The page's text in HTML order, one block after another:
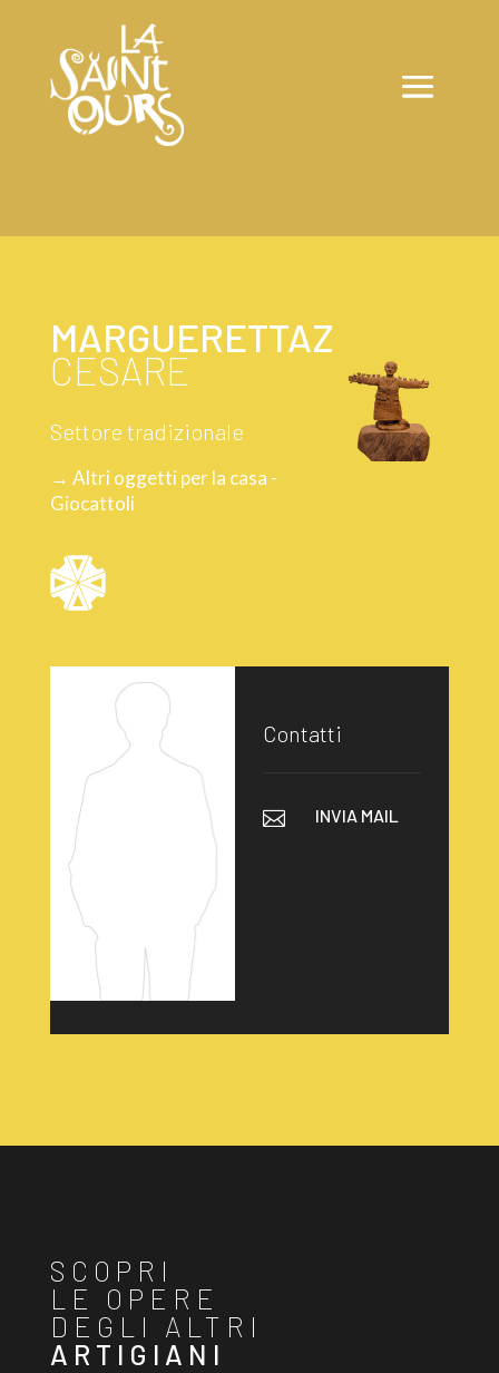
MARGUERETTAZ
CESARE
Settore tradizionale
→ Altri oggetti per la casa -
Giocattoli
Contatti
 INVIA MAIL
SCOPRI
LE OPERE
DEGLI ALTRI
ARTIGIANI